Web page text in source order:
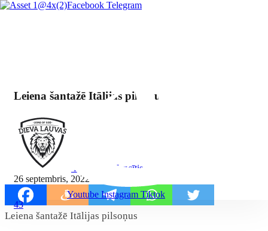
Facebook Telegram
Youtube Instagram Tiktok
Leiena šantažē Itālijas pilsoņus
By Mārcis Jencītis
26 septembris, 2022
43
Leiena šantažē Itālijas pilsoņus